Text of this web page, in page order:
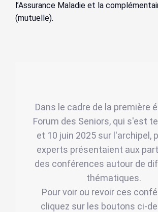
l’Assurance Maladie et la
(mutuelle).
Dans le cadre de la première
Forum des Seniors, qui s'est
et 10 juin 2025 sur l'archipel,
experts présentaient aux
des conférences autour de
thématiques.
Pour voir ou revoir ces
cliquez sur les boutons ci-